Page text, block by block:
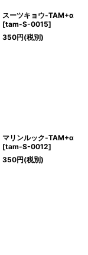
スーツキョウ-TAM+α
[tam-S-0015]
350円(税別)
マリンルック-TAM+α
[tam-S-0012]
350円(税別)